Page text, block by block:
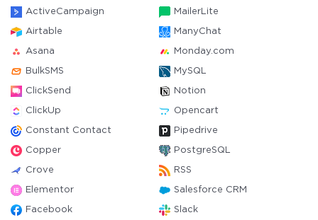
ActiveCampaign MailerLite
Airtable ManyChat
Asana Monday.com
BulkSMS MySQL
ClickSend Notion
ClickUp Opencart
Constant Contact Pipedrive
Copper PostgreSQL
Crove RSS
Elementor Salesforce CRM
Facebook Slack